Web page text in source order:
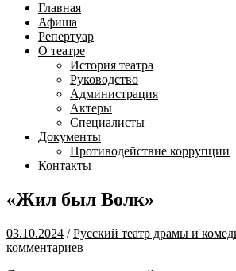
Главная
Афиша
Репертуар
О театре
История театра
Руководство
Администрация
Актеры
Специалисты
Документы
Противодействие коррупции
Контакты
«Жил был Волк»
03.10.2024 /Русский театр драмы и
комментариев